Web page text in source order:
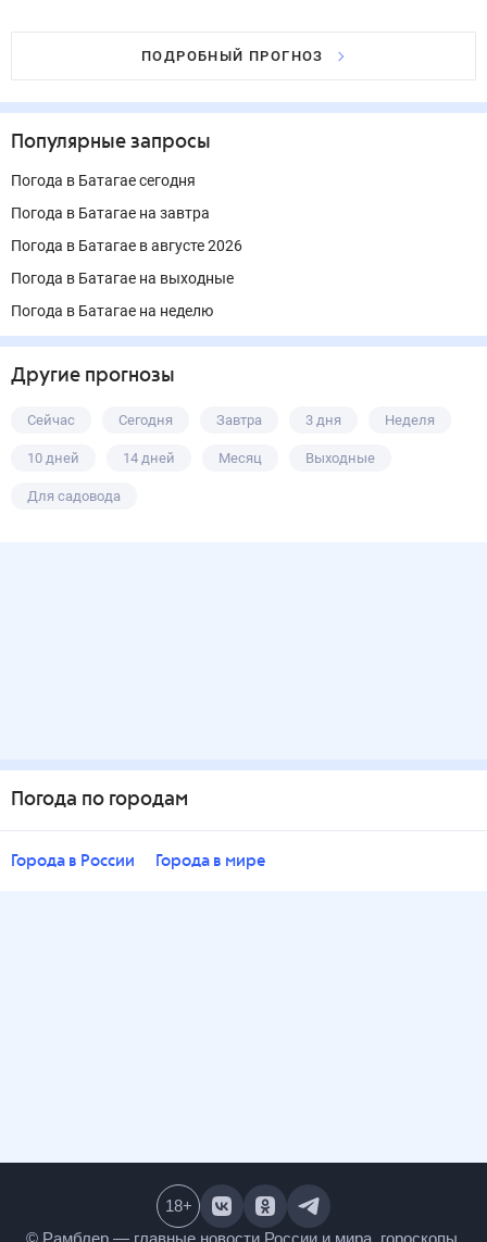
ПОДРОБНЫЙ ПРОГНОЗ
Популярные запросы
Погода в Батагае сегодня
Погода в Батагае на завтра
Погода в Батагае в августе 2026
Погода в Батагае на выходные
Погода в Батагае на неделю
Другие прогнозы
Сейчас Сегодня Завтра 3 дня Неделя
10 дней 14 дней Месяц Выходные
Для садовода
Погода по городам
Города в России Города в мире
18+